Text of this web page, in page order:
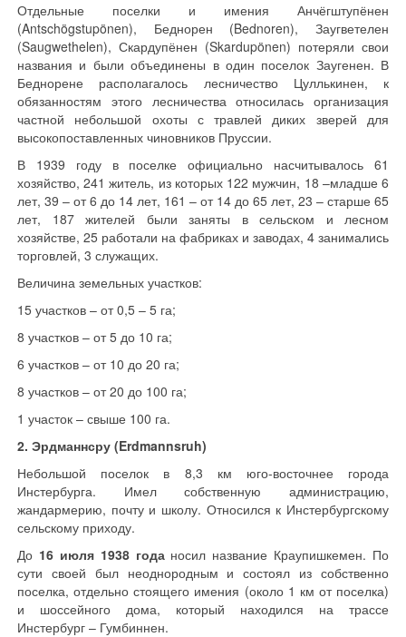
Отдельные поселки и имения Анчёгштупёнен
(Antschögstupönen), Беднорен (Bednoren), Заугветелен
(Saugwethelen), Скардупёнен (Skardupönen) потеряли свои
названия и были объединены в один поселок Заугенен. В
Беднорене располагалось лесничество Цуллькинен, к
обязанностям этого лесничества относилась организация
частной небольшой охоты с травлей диких зверей для
высокопоставленных чиновников Пруссии.
В 1939 году в поселке официально насчитывалось 61
хозяйство, 241 житель, из которых 122 мужчин, 18 –младше 6
лет, 39 – от 6 до 14 лет, 161 – от 14 до 65 лет, 23 – старше 65
лет, 187 жителей были заняты в сельском и лесном
хозяйстве, 25 работали на фабриках и заводах, 4 занимались
торговлей, 3 служащих.
Величина земельных участков:
15 участков – от 0,5 – 5 га;
8 участков – от 5 до 10 га;
6 участков – от 10 до 20 га;
8 участков – от 20 до 100 га;
1 участок – свыше 100 га.
2. Эрдманнсру (Erdmannsruh)
Небольшой поселок в 8,3 км юго-восточнее города
Инстербурга. Имел собственную администрацию,
жандармерию, почту и школу. Относился к Инстербургскому
сельскому приходу.
До 16 июля 1938 года носил название Краупишкемен. По
сути своей был неоднородным и состоял из собственно
поселка, отдельно стоящего имения (около 1 км от поселка)
и шоссейного дома, который находился на трассе
Инстербург – Гумбиннен.